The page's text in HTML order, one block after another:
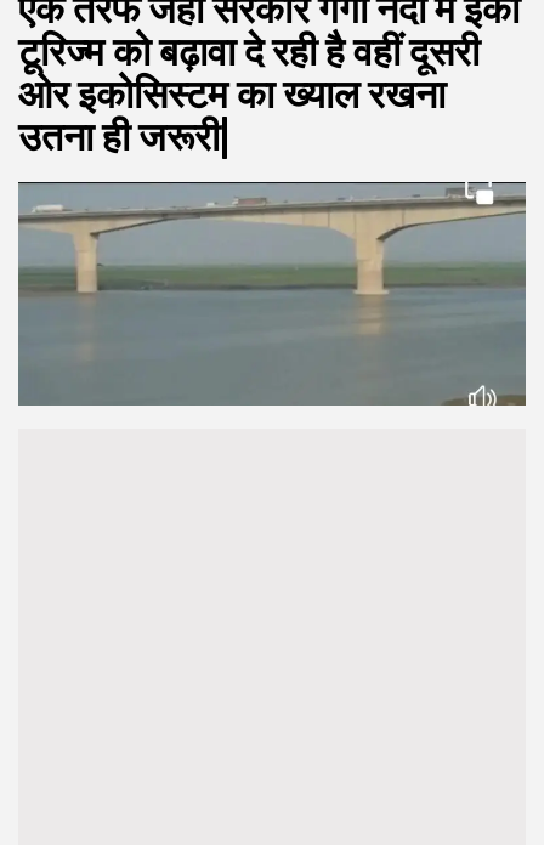
एक तरफ जहां सरकार गंगा नदी में इको
टूरिज्म को बढ़ावा दे रही है वहीं दूसरी
ओर इकोसिस्टम का ख्याल रखना
उतना ही जरूरी|